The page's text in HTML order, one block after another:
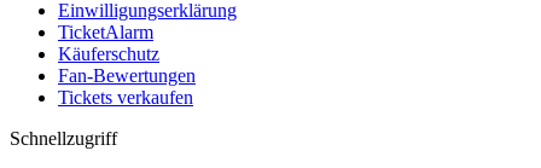
Einwilligungserklärung
TicketAlarm
Käuferschutz
Fan-Bewertungen
Tickets verkaufen
Schnellzugriff